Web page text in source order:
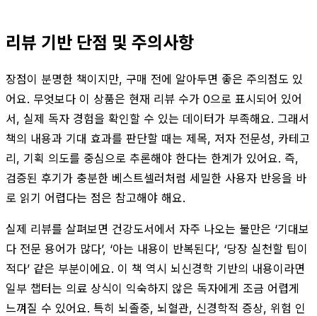
리뷰 기반 단점 및 주의사항
장점이 분명한 책이지만, 구매 전에 알아두면 좋은 주의점도 있
어요. 무엇보다 이 상품은 현재 리뷰 수가 0으로 표시되어 있어
서, 실제 독자 경험을 확인할 수 있는 데이터가 부족해요. 그래서
책의 내용과 기대 효과를 판단할 때는 제목, 저자 전문성, 카테고
리, 기획 의도를 중심으로 추론해야 한다는 한계가 있어요. 즉,
검증된 후기가 충분한 베스트셀러처럼 세밀한 사용자 반응을 바
로 읽기 어렵다는 점은 참고해야 해요.
실제 리뷰를 살펴보면 건강도서에서 자주 나오는 불만은 ‘기대보
다 전문 용어가 많다’, ‘아는 내용이 반복된다’, ‘당장 실천할 팁이
적다’ 같은 부분이에요. 이 책 역시 뇌신경학 기반의 내용이라면
일부 챕터는 의료 상식이 익숙하지 않은 독자에게 조금 어렵게
느껴질 수 있어요. 특히 뇌졸중, 뇌혈관, 신경학적 증상, 위험 인